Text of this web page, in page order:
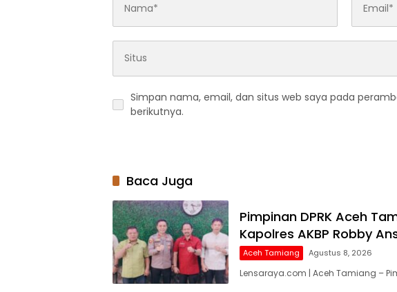
Simpan nama, email, dan situs web saya pada
berikutnya.
Baca Juga
Pimpinan DPRK Aceh
Kapolres AKBP Robby
Aceh Tamiang Agustus 8, 2026
Lensaraya.com | Aceh Tamiang –